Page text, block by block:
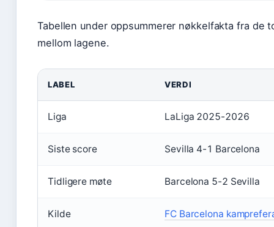
Tabellen under oppsummerer nøkkelfakta fra de
mellom lagene.
LABEL VERDI
Liga LaLiga 2025-2026
Siste score Sevilla 4-1 Barcelona
Tidligere møte Barcelona 5-2 Sevilla
Kilde FC Barcelona